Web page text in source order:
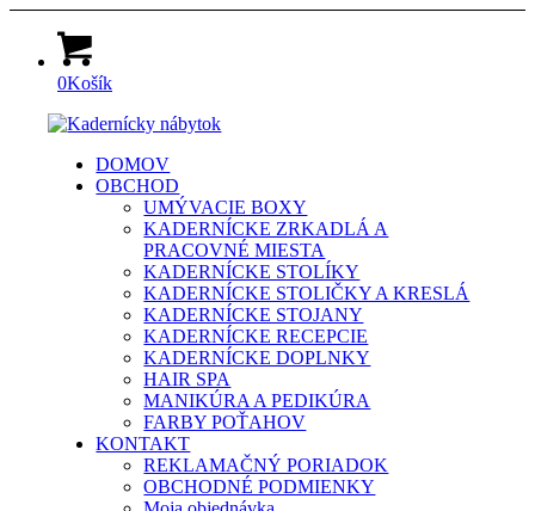
0Košík
DOMOV
OBCHOD
UMÝVACIE BOXY
KADERNÍCKE ZRKADLÁ A
PRACOVNÉ MIESTA
KADERNÍCKE STOLÍKY
KADERNÍCKE STOLIČKY A KRESLÁ
KADERNÍCKE STOJANY
KADERNÍCKE RECEPCIE
KADERNÍCKE DOPLNKY
HAIR SPA
MANIKÚRA A PEDIKÚRA
FARBY POŤAHOV
KONTAKT
REKLAMAČNÝ PORIADOK
OBCHODNÉ PODMIENKY